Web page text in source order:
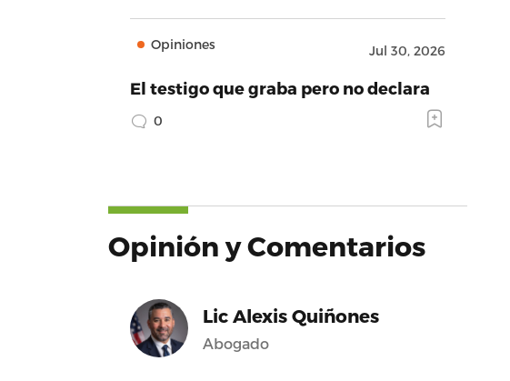
Opiniones Jul 30, 2026
El testigo que graba pero no declara
0
Opinión y Comentarios
Lic Alexis Quiñones
Abogado